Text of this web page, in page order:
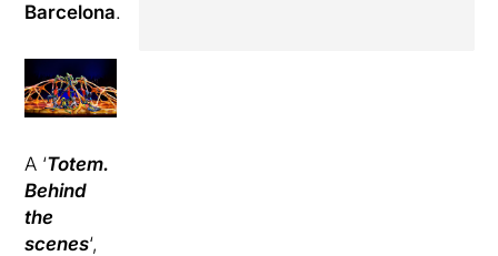
Barcelona.
A ‘Totem.
Behind
the
scenes‘,